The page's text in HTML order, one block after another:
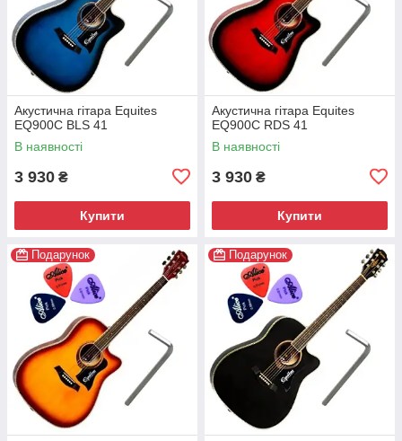
Акустична гітара Equites
EQ900C BLS 41
В наявності
3 930 ₴
Купити
Акустична гітара Equites
EQ900C RDS 41
В наявності
3 930 ₴
Купити
Подарунок Подарунок